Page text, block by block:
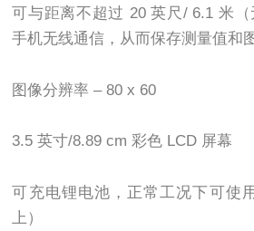
可与距离不超过 20 英尺/ 6.1 米
手机无线通信，从而保存测量值和
图像分辨率 – 80 x 60
3.5 英寸/8.89 cm 彩色 LCD 屏幕
可充电锂电池，正常工况下可使
上）